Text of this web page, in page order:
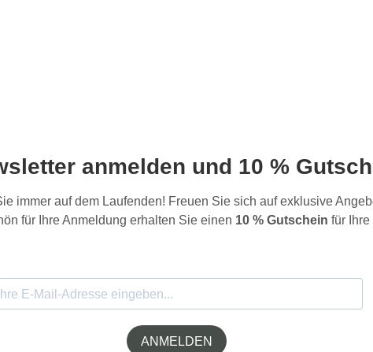
anmelden und 10 %
immer auf dem Laufenden! Freuen Sie sich auf exklusive
für Ihre Anmeldung erhalten Sie einen 10 % Gutschein für
ANMELDEN